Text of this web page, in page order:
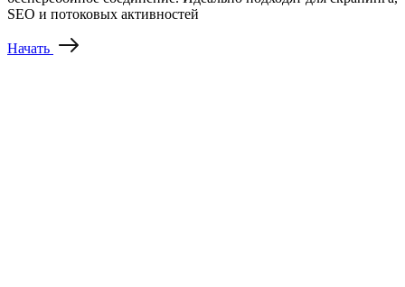
SEO и потоковых активностей
Начать